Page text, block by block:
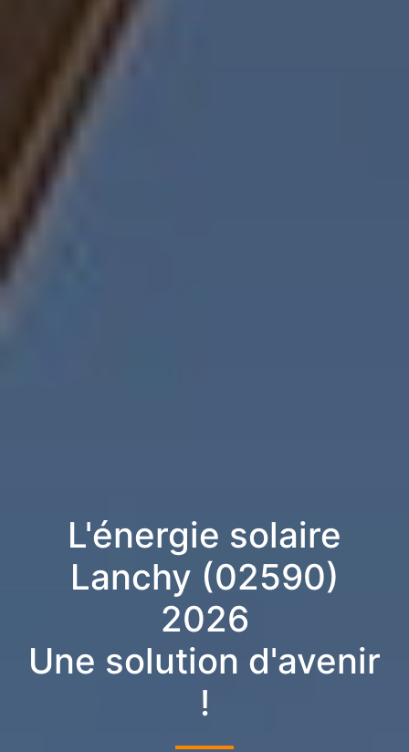
L'énergie solaire
Lanchy (02590)
2026
Une solution d'avenir
!